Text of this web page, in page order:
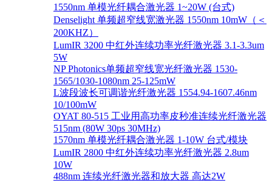
1550nm 单模光纤耦合激光器 1~20W (台式)
Denselight 单频超窄线宽激光器 1550nm 10mW（＜
200KHZ）
LumIR 3200 中红外连续功率光纤激光器 3.1-3.3um
5W
NP Photonics单频超窄线宽光纤激光器 1530-
1565/1030-1080nm 25-125mW
L波段波长可调谐光纤激光器 1554.94-1607.46nm
10/100mW
OYAT 80-515 工业用高功率皮秒准连续光纤激光器
515nm (80W 30ps 30MHz)
1570nm 单模光纤耦合激光器 1-10W 台式/模块
LumIR 2800 中红外连续功率光纤激光器 2.8um
10W
488nm 连续光纤激光器和放大器 高达2W